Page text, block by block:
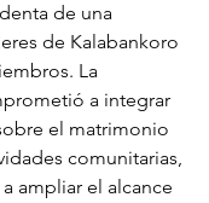
de una
de Kalabankoro
La
a integrar
el matrimonio
comunitarias,
ampliar el alcance